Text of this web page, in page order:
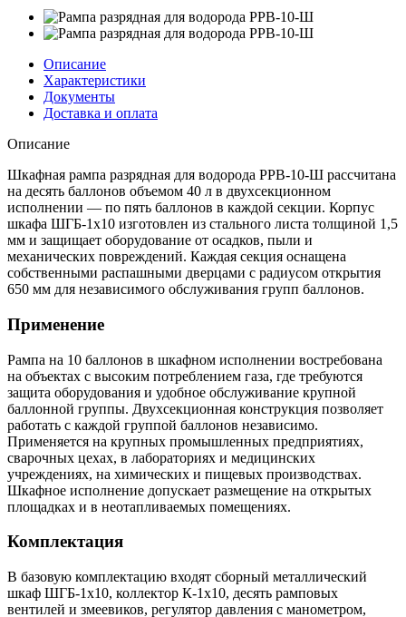
Описание
Характеристики
Документы
Доставка и оплата
Описание
Шкафная рампа разрядная для водорода РРВ-10-Ш рассчитана
на десять баллонов объемом 40 л в двухсекционном
исполнении — по пять баллонов в каждой секции. Корпус
шкафа ШГБ-1х10 изготовлен из стального листа толщиной 1,5
мм и защищает оборудование от осадков, пыли и
механических повреждений. Каждая секция оснащена
собственными распашными дверцами с радиусом открытия
650 мм для независимого обслуживания групп баллонов.
Применение
Рампа на 10 баллонов в шкафном исполнении востребована
на объектах с высоким потреблением газа, где требуются
защита оборудования и удобное обслуживание крупной
баллонной группы. Двухсекционная конструкция позволяет
работать с каждой группой баллонов независимо.
Применяется на крупных промышленных предприятиях,
сварочных цехах, в лабораториях и медицинских
учреждениях, на химических и пищевых производствах.
Шкафное исполнение допускает размещение на открытых
площадках и в неотапливаемых помещениях.
Комплектация
В базовую комплектацию входят сборный металлический
шкаф ШГБ-1х10, коллектор К-1х10, десять рамповых
вентилей и змеевиков, регулятор давления с манометром,